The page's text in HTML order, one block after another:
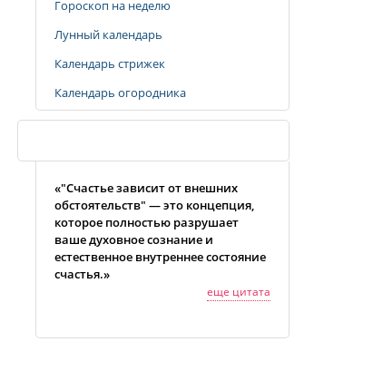
Гороскоп на неделю
Лунный календарь
Календарь стрижек
Календарь огородника
«"Счастье зависит от внешних
обстоятельств" — это концепция,
которое полностью разрушает
ваше духовное сознание и
естественное внутреннее состояние
счастья.»
еще цитата